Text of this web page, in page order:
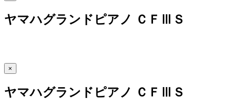
ヤマハグランドピアノ ＣＦⅢＳ
×
ヤマハグランドピアノ ＣＦⅢＳ